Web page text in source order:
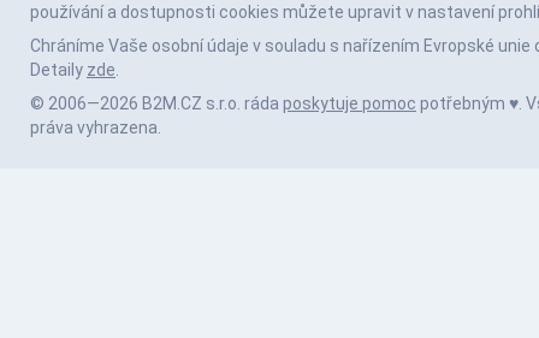
používání a dostupnosti cookies můžete upravit v nastavení
Chráníme Vaše osobní údaje v souladu s nařízením Evropské unie
Detaily zde.
© 2006—2026 B2M.CZ s.r.o. ráda poskytuje pomoc potřebným ♥️.
práva vyhrazena.